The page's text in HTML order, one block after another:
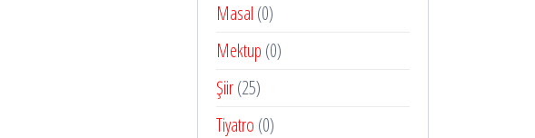
Masal (0)
Mektup (0)
Şiir(25)
Tiyatro (0)